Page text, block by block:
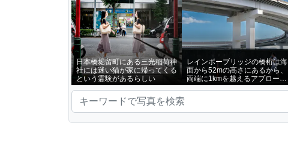
日本橋堀留町にある三光稲荷神
社には迷い猫が家に帰ってくる
という霊験があるらしい
レインボーブリッジの橋桁は海
面から52mの高さにあるから、
両端に1kmを越えるアプローチ
部が設けられている